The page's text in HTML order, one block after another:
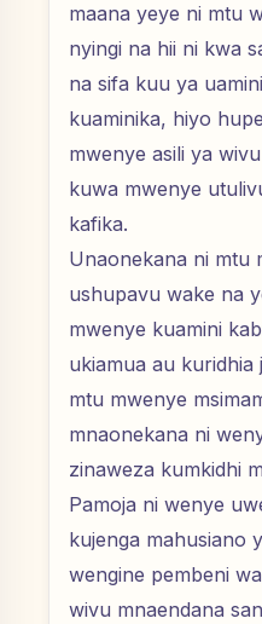
maana yeye ni mtu
nyingi na hii ni kwa
na sifa kuu ya
kuaminika, hiyo
mwenye asili ya
kuwa mwenye
kafika.
Unaonekana ni mtu
ushupavu wake na
mwenye kuamini
ukiamua au kuridhia
mtu mwenye
mnaonekana ni
zinaweza kumkidhi
Pamoja ni wenye
kujenga mahusiano
wengine pembeni
wivu mnaendana